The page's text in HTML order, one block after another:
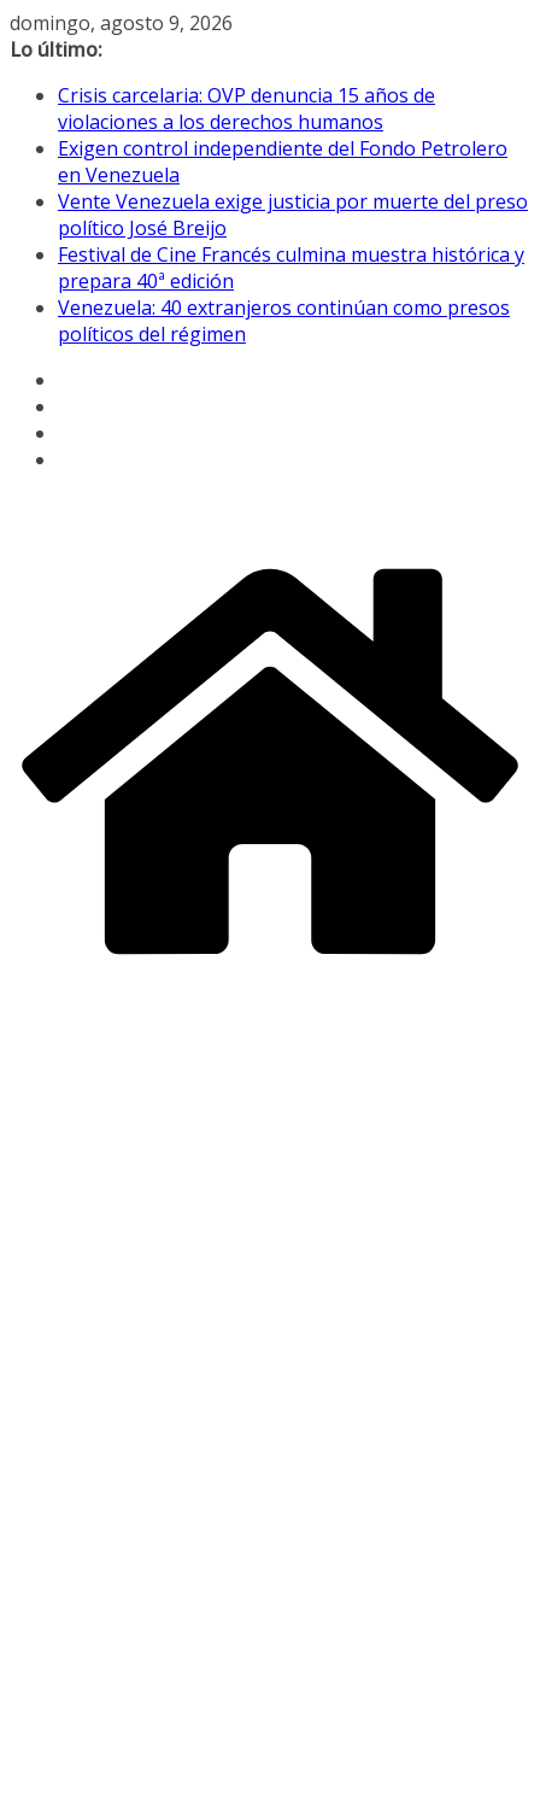
Saltar
al
domingo, agosto 9, 2026
Lo último:
Crisis carcelaria: OVP denuncia 15 años de
violaciones a los derechos humanos
Exigen control independiente del Fondo Petrolero
en Venezuela
Vente Venezuela exige justicia por muerte del preso
político José Breijo
Festival de Cine Francés culmina muestra histórica y
prepara 40ª edición
Venezuela: 40 extranjeros continúan como presos
políticos del régimen